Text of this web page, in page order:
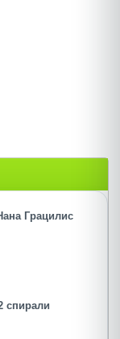
Грацилис
спирали